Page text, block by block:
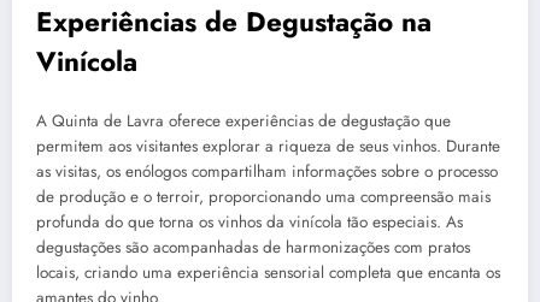
Experiências de Degustação na
Vinícola
A Quinta de Lavra oferece experiências de degustação que
permitem aos visitantes explorar a riqueza de seus vinhos. Durante
as visitas, os enólogos compartilham informações sobre o processo
de produção e o terroir, proporcionando uma compreensão mais
profunda do que torna os vinhos da vinícola tão especiais. As
degustações são acompanhadas de harmonizações com pratos
locais, criando uma experiência sensorial completa que encanta os